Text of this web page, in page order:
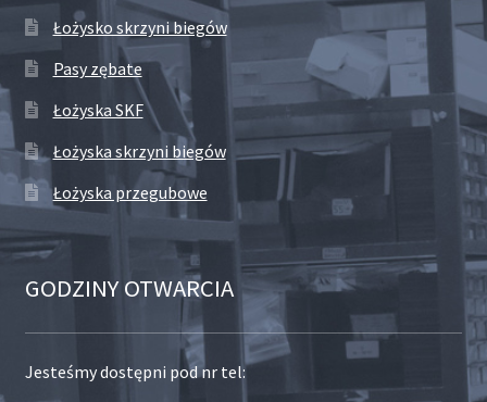
Łożysko skrzyni biegów
Pasy zębate
Łożyska SKF
Łożyska skrzyni biegów
Łożyska przegubowe
GODZINY OTWARCIA
Jesteśmy dostępni pod nr tel: